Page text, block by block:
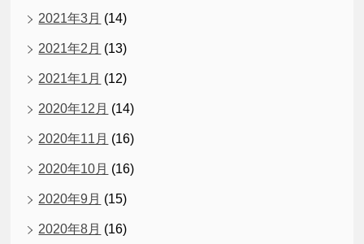
2021年3月 (14)
2021年2月 (13)
2021年1月 (12)
2020年12月 (14)
2020年11月 (16)
2020年10月 (16)
2020年9月 (15)
2020年8月 (16)